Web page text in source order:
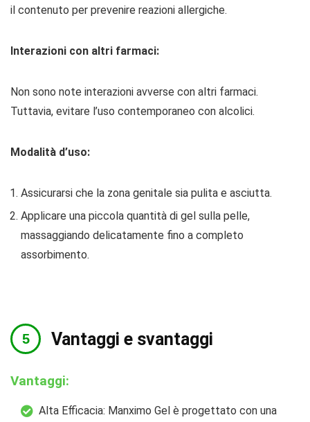
il contenuto per prevenire reazioni allergiche.
Interazioni con altri farmaci:
Non sono note interazioni avverse con altri farmaci.
Tuttavia, evitare l’uso contemporaneo con alcolici.
Modalità d’uso:
Assicurarsi che la zona genitale sia pulita e asciutta.
Applicare una piccola quantità di gel sulla pelle,
massaggiando delicatamente fino a completo
assorbimento.
Vantaggi e svantaggi
Vantaggi:
Alta Efficacia: Manximo Gel è progettato con una